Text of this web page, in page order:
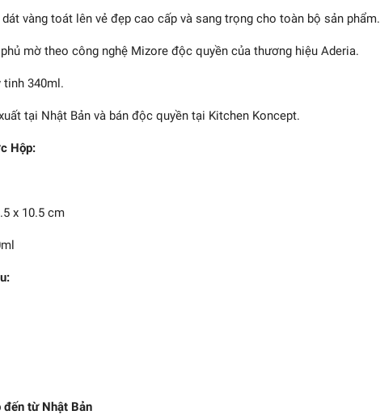
vàng toát lên vẻ đẹp cao cấp và sang trọng cho toàn bộ sản phẩm.
mờ theo công nghệ Mizore độc quyền của thương hiệu Aderia.
tinh 340ml.
tại Nhật Bản và bán độc quyền tại Kitchen Koncept.
Hộp:
x 10.5 cm
từ Nhật Bản
&